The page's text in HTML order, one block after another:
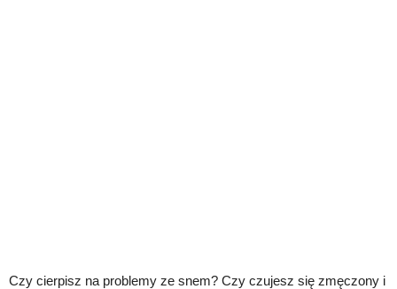
Czy cierpisz na problemy ze snem? Czy czujesz się zmęczony i